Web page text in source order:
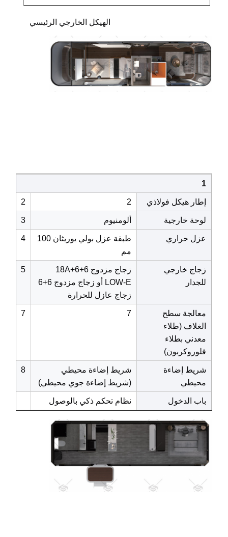
الهيكل الخارجي الرئيسي
1
إطار هيكل فولاذي 2
2
لوحة خارجية ألومنيوم 3
عزل حراري
طبقة عزل بولي يوريثان 100
مم
4
زجاج خارجي
للجدار
زجاج مزدوج 6+18A+6
LOW-E أو زجاج مزدوج 6+6
زجاج عازل للحرارة
5
معالجة سطح
الغلاف (طلاء
معدني بطلاء
فلوروكربون)
7
7
شريط إضاءة
محيطي
شريط إضاءة محيطي
(شريط إضاءة جوي محيطي)
8
باب الدخول نظام تحكم ذكي بالوصول